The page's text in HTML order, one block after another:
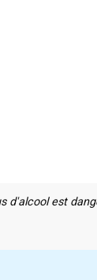
d'alcool est